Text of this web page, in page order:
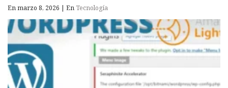
En marzo 8, 2026 | En Tecnología